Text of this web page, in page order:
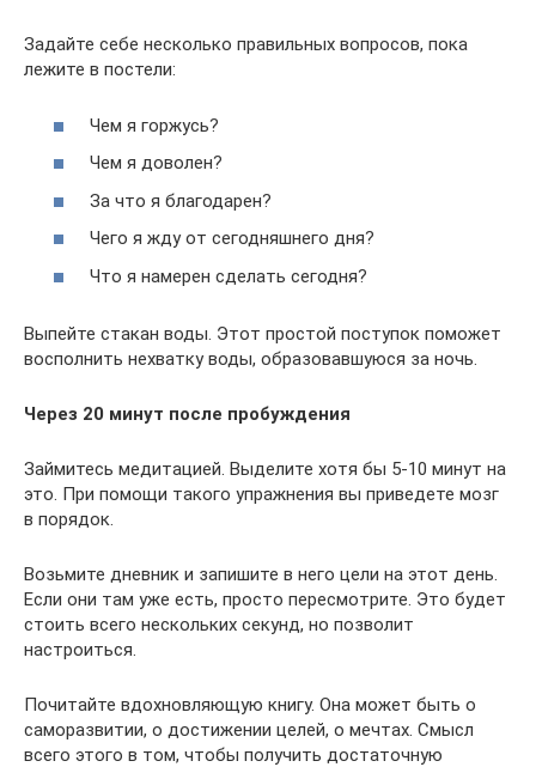
Задайте себе несколько правильных вопросов, пока
лежите в постели:
Чем я горжусь?
Чем я доволен?
За что я благодарен?
Чего я жду от сегодняшнего дня?
Что я намерен сделать сегодня?
Выпейте стакан воды. Этот простой поступок поможет
восполнить нехватку воды, образовавшуюся за ночь.
Через 20 минут после пробуждения
Займитесь медитацией. Выделите хотя бы 5-10 минут на
это. При помощи такого упражнения вы приведете мозг
в порядок.
Возьмите дневник и запишите в него цели на этот день.
Если они там уже есть, просто пересмотрите. Это будет
стоить всего нескольких секунд, но позволит
настроиться.
Почитайте вдохновляющую книгу. Она может быть о
саморазвитии, о достижении целей, о мечтах. Смысл
всего этого в том, чтобы получить достаточную